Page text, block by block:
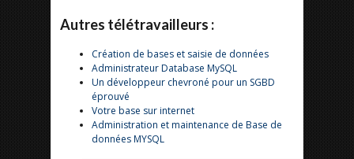
Autres télétravailleurs :
Création de bases et saisie de données
Administrateur Database MySQL
Un développeur chevroné pour un SGBD
éprouvé
Votre base sur internet
Administration et maintenance de Base de
données MYSQL